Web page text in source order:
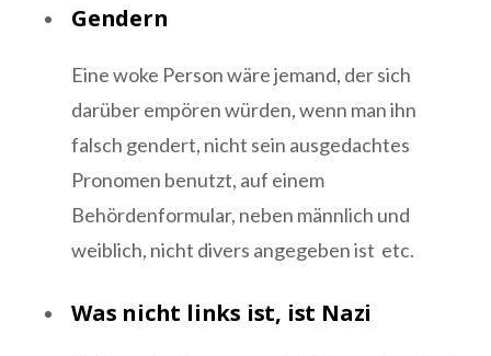
Gendern
Eine woke Person wäre jemand, der sich
darüber empören würden, wenn man ihn
falsch gendert, nicht sein ausgedachtes
Pronomen benutzt, auf einem
Behördenformular, neben männlich und
weiblich, nicht divers angegeben ist etc.
Was nicht links ist, ist Nazi